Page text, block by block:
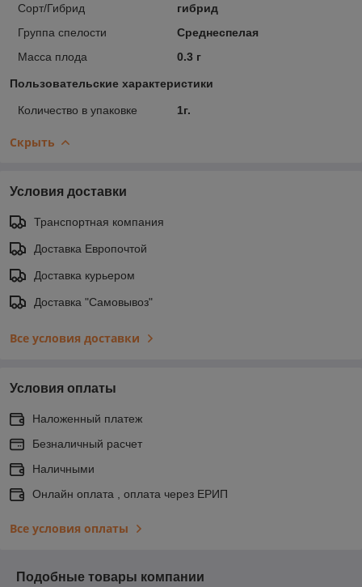
Сорт/Гибрид
гибрид
Группа спелости
Среднеспелая
Масса плода
0.3 г
Пользовательские характеристики
Количество в упаковке 1г.
Скрыть
Условия доставки
Транспортная компания
Доставка Европочтой
Доставка курьером
Доставка "Самовывоз"
Все условия доставки
Условия оплаты
Наложенный платеж
Безналичный расчет
Наличными
Онлайн оплата , оплата через ЕРИП
Все условия оплаты
Подобные товары компании